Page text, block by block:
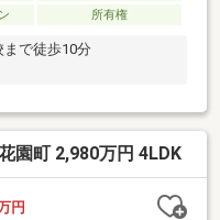
所有権
で徒歩10分
園町 2,980万円 4LDK
円